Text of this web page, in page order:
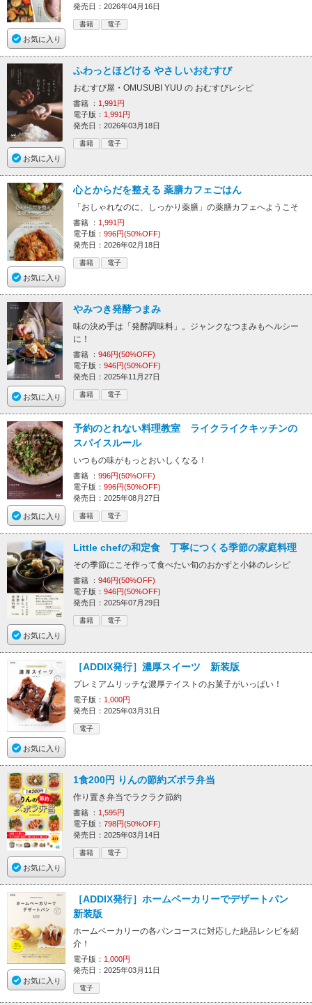
お気に入り
発売日：2026年04月16日
書籍 電子
お気に入り
ふわっとほどける やさしいおむすび
おむすび屋・OMUSUBI YUU の おむすびレシピ
書籍 ： 1,991円
電子版： 1,991円
発売日：2026年03月18日
書籍 電子
お気に入り
心とからだを整える 薬膳カフェごはん
「おしゃれなのに、しっかり薬膳」の薬膳カフェへようこそ
書籍 ： 1,991円
電子版： 996円(50%OFF)
発売日：2026年02月18日
書籍 電子
お気に入り
やみつき発酵つまみ
味の決め手は「発酵調味料」。ジャンクなつまみもヘルシー
に！
書籍 ： 946円(50%OFF)
電子版： 946円(50%OFF)
発売日：2025年11月27日
書籍 電子
お気に入り
予約のとれない料理教室 ライクライクキッチンの
スパイスルール
いつもの味がもっとおいしくなる！
書籍 ： 996円(50%OFF)
電子版： 996円(50%OFF)
発売日：2025年08月27日
書籍 電子
お気に入り
Little chefの和定食 丁寧につくる季節の家庭料理
その季節にこそ作って食べたい旬のおかずと小鉢のレシピ
書籍 ： 946円(50%OFF)
電子版： 946円(50%OFF)
発売日：2025年07月29日
書籍 電子
お気に入り
［ADDIX発行］濃厚スイーツ 新装版
プレミアムリッチな濃厚テイストのお菓子がいっぱい！
電子版： 1,000円
発売日：2025年03月31日
電子
お気に入り
1食200円 りんの節約ズボラ弁当
作り置き弁当でラクラク節約
書籍 ： 1,595円
電子版： 798円(50%OFF)
発売日：2025年03月14日
書籍 電子
お気に入り
［ADDIX発行］ホームベーカリーでデザートパン
新装版
ホームベーカリーの各パンコースに対応した絶品レシピを紹
介！
電子版： 1,000円
発売日：2025年03月11日
電子